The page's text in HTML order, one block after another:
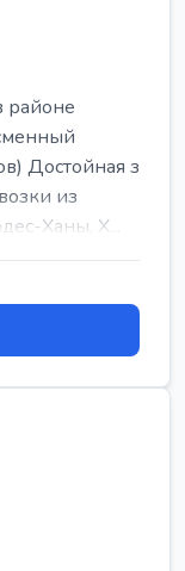
районе
Достойная з
из
Ханы, Х...